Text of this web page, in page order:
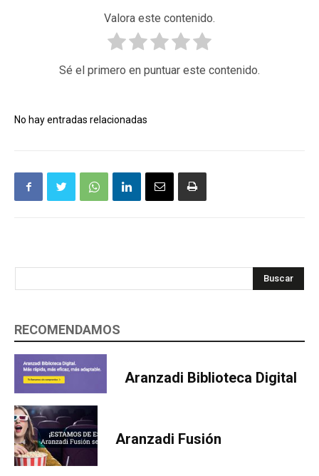
Valora este contenido.
Sé el primero en puntuar este contenido.
No hay entradas relacionadas
Buscar
RECOMENDAMOS
Aranzadi Biblioteca Digital
Aranzadi Fusión